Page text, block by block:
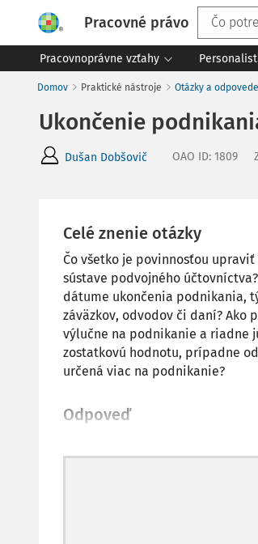
Pracovné právo
Pracovnoprávne vzťahy
Domov Praktické nástroje Otázky a odpovede
Ukončenie
Dušan Dobšovič OAO ID: 1809
Celé znenie otázky
Čo všetko je povinnosťou
sústave podvojného
dátume ukončenia podnikania,
záväzkov, odvodov či daní?
výlučne na podnikanie a riadne
zostatkovú hodnotu, prípadne
určená viac na podnikanie?
Odpoveď